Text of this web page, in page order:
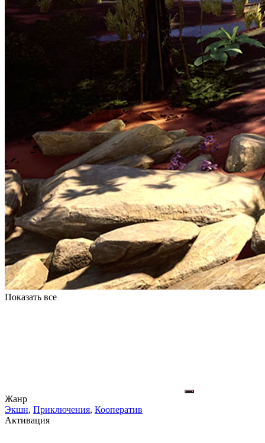
Показать все
Жанр
Экшн, Приключения, Кооператив
Активация